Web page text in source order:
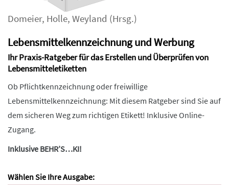
Domeier, Holle, Weyland (Hrsg.)
Lebensmittelkennzeichnung und Werbung
Ihr Praxis-Ratgeber für das Erstellen und Überprüfen von
Lebensmitteletiketten
Ob Pflichtkennzeichnung oder freiwillige
Lebensmittelkennzeichnung: Mit diesem Ratgeber sind Sie auf
dem sicheren Weg zum richtigen Etikett! Inklusive Online-
Zugang.
Inklusive BEHR’S…KI!
Wählen Sie Ihre Ausgabe: